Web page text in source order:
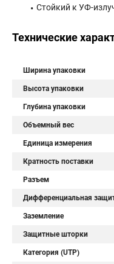
Стойкий к УФ-
Технические
Ширина упаковки
Высота упаковки
Глубина упаковки
Объемный вес
Единица измерения
Кратность поставки
Разъем
Дифференциальная
Заземление
Защитные шторки
Категория (UTP)